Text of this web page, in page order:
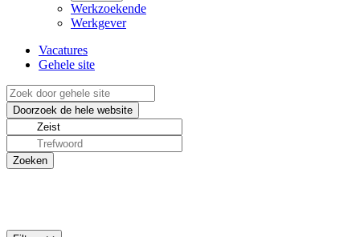
Werkzoekende
Werkgever
Vacatures
Gehele site